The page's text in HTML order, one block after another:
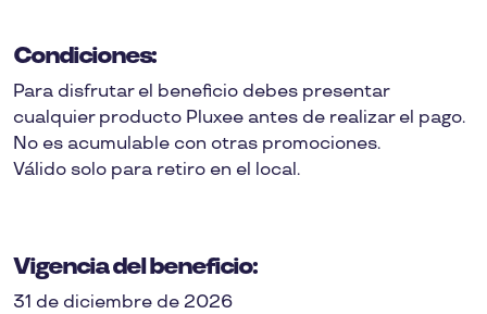
Condiciones:
Para disfrutar el beneficio debes presentar
cualquier producto Pluxee antes de realizar el pago.
No es acumulable con otras promociones.
Válido solo para retiro en el local.
Vigencia del beneficio:
31 de diciembre de 2026